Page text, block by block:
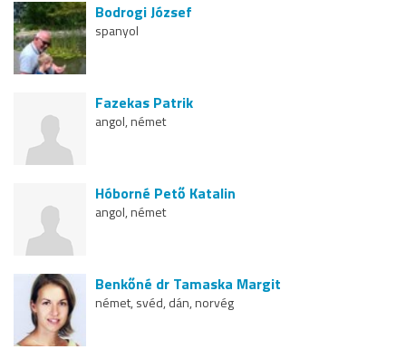
Bodrogi József
spanyol
Fazekas Patrik
angol, német
Hóborné Pető Katalin
angol, német
Benkőné dr Tamaska Margit
német, svéd, dán, norvég